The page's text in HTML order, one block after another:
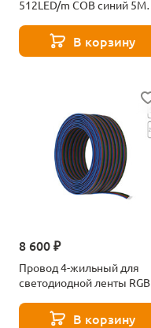
512LED/m COB синий 5M
В корзину
8 600 ₽
Провод 4-жильный для
светодиодной ленты RGB
accessories A20-4W
В корзину